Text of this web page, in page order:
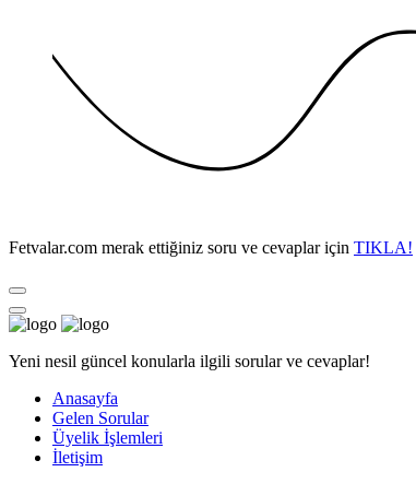
Fetvalar.com merak ettiğiniz soru ve cevaplar için TIKLA!
Yeni nesil güncel konularla ilgili sorular ve cevaplar!
Anasayfa
Gelen Sorular
Üyelik İşlemleri
İletişim